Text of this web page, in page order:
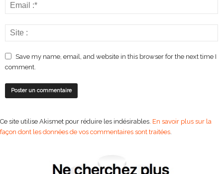
Save my name, email, and website in this browser for the next time I
comment.
Ce site utilise Akismet pour réduire les indésirables. En savoir plus sur la
façon dont les données de vos commentaires sont traitées.